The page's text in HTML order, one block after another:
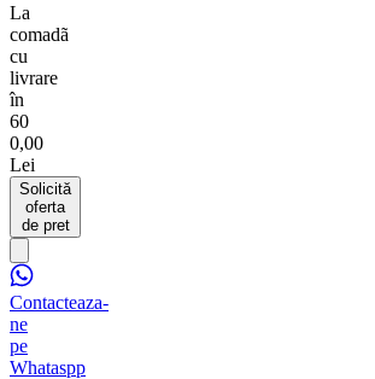
La
comadã
cu
livrare
în
60
0,00
Lei
Solicită
oferta
de pret
Contacteaza-
ne
pe
Whataspp